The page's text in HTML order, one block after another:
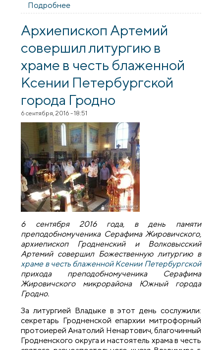
Подробнее
литургию в храме блаженной Ксении
Петербургской города Гродно
Архиепископ Артемий
совершил литургию в
храме в честь блаженной
Ксении Петербургской
города Гродно
6 сентября, 2016 - 18:51
6 сентября 2016 года, в день памяти
преподобномученика Серафима Жировичского,
архиепископ Гродненский и Волковысский
Артемий совершил Божественную литургию в
храме в честь блаженной Ксении Петербургской
прихода преподобномученика Серафима
Жировичского микрорайона Южный города
Гродно.
За литургией Владыке в этот день сослужили:
секретарь Гродненской епархии митрофорный
протоиерей Анатолий Ненартович, благочинный
Гродненского округа и настоятель храма в честь